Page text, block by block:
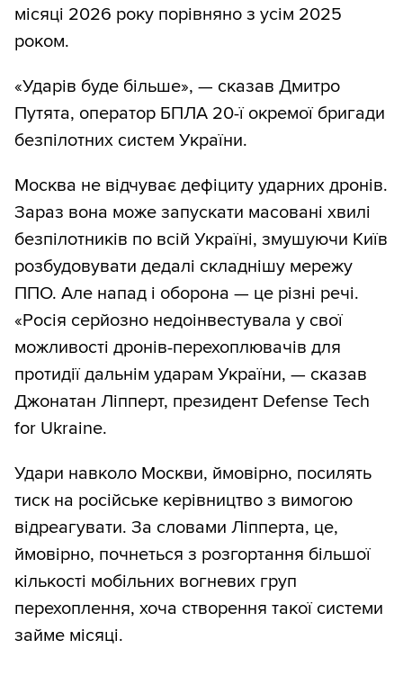
місяці 2026 року порівняно з усім 2025
роком.
«Ударів буде більше», — сказав Дмитро
Путята, оператор БПЛА 20-ї окремої бригади
безпілотних систем України.
Москва не відчуває дефіциту ударних дронів.
Зараз вона може запускати масовані хвилі
безпілотників по всій Україні, змушуючи Київ
розбудовувати дедалі складнішу мережу
ППО. Але напад і оборона — це різні речі.
«Росія серйозно недоінвестувала у свої
можливості дронів-перехоплювачів для
протидії дальнім ударам України, — сказав
Джонатан Ліпперт, президент Defense Tech
for Ukraine.
Удари навколо Москви, ймовірно, посилять
тиск на російське керівництво з вимогою
відреагувати. За словами Ліпперта, це,
ймовірно, почнеться з розгортання більшої
кількості мобільних вогневих груп
перехоплення, хоча створення такої системи
займе місяці.